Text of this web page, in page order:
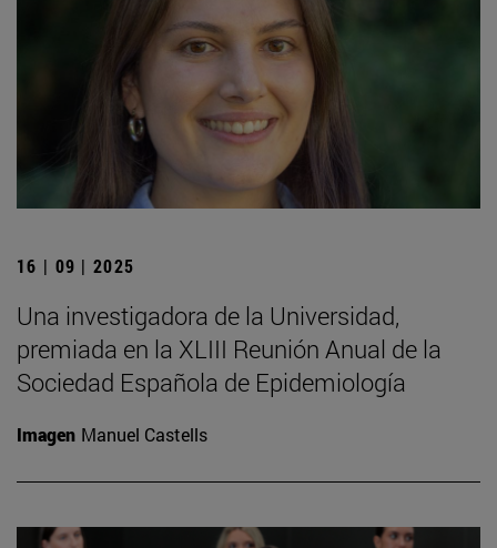
16 | 09 | 2025
Una investigadora de la Universidad,
premiada en la XLIII Reunión Anual de la
Sociedad Española de Epidemiología
Imagen Manuel Castells